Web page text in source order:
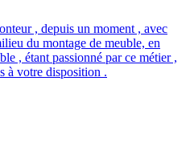
, depuis un moment , avec
du montage de meuble, en
, étant passionné par ce métier ,
à votre disposition .